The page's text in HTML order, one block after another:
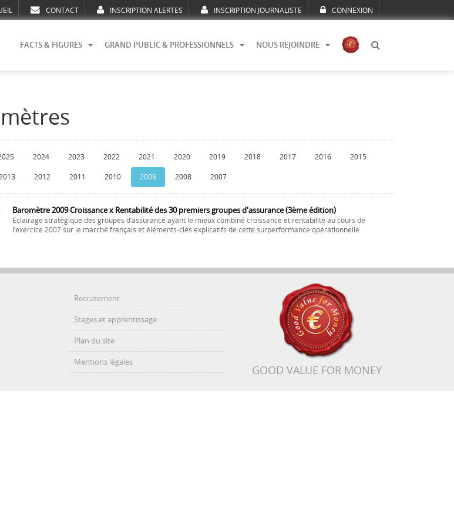
CONTACT INSCRIPTION ALERTES INSCRIPTION JOURNALISTE CONNEXION
FACTS & FIGURES GRAND PUBLIC & PROFESSIONNELS NOUS REJOINDRE
2024 2023 2022 2021 2020 2019 2018 2017 2016 2015
2012 2011 2010 2009 2008 2007
Baromètre 2009 Croissance x Rentabilité des 30 premiers groupes d'assurance (3ème édition)
Eclairage stratégique des groupes d’assurance ayant le mieux combiné croissance et rentabilité au cours de
l’exercice 2007 sur le marché français et éléments-clés explicatifs de cette surperformance opérationnelle
Recrutement
Stages et apprentissage
Plan du site
Mentions légales
GOOD VALUE FOR MONEY